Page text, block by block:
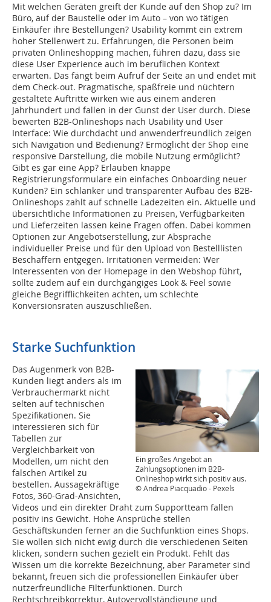
Mit welchen Geräten greift der Kunde auf den Shop zu? Im
Büro, auf der Baustelle oder im Auto – von wo tätigen
Einkäufer ihre Bestellungen? Usability kommt ein extrem
hoher Stellenwert zu. Erfahrungen, die Personen beim
privaten Onlineshopping machen, führen dazu, dass sie
diese User Experience auch im beruflichen Kontext
erwarten. Das fängt beim Aufruf der Seite an und endet mit
dem Check-out. Pragmatische, spaßfreie und nüchtern
gestaltete Auftritte wirken wie aus einem anderen
Jahrhundert und fallen in der Gunst der User durch. Diese
bewerten B2B-Onlineshops nach Usability und User
Interface: Wie durchdacht und anwenderfreundlich zeigen
sich Navigation und Bedienung? Ermöglicht der Shop eine
responsive Darstellung, die mobile Nutzung ermöglicht?
Gibt es gar eine App? Erlauben knappe
Registrierungsformulare ein einfaches Onboarding neuer
Kunden? Ein schlanker und transparenter Aufbau des B2B-
Onlineshops zahlt auf schnelle Ladezeiten ein. Aktuelle und
übersichtliche Informationen zu Preisen, Verfügbarkeiten
und Lieferzeiten lassen keine Fragen offen. Dabei kommen
Optionen zur Angebotserstellung, zur Absprache
individueller Preise und für den Upload von Bestelllisten
Beschaffern entgegen. Irritationen vermeiden: Wer
Interessenten von der Homepage in den Webshop führt,
sollte zudem auf ein durchgängiges Look & Feel sowie
gleiche Begrifflichkeiten achten, um schlechte
Konversionsraten auszuschließen.
Starke Suchfunktion
Ein großes Angebot an
Zahlungsoptionen im B2B-
Onlineshop wirkt sich positiv aus.
© Andrea Piacquadio - Pexels
Das Augenmerk von B2B-
Kunden liegt anders als im
Verbrauchermarkt nicht
selten auf technischen
Spezifikationen. Sie
interessieren sich für
Tabellen zur
Vergleichbarkeit von
Modellen, um nicht den
falschen Artikel zu
bestellen. Aussagekräftige
Fotos, 360-Grad-Ansichten,
Videos und ein direkter Draht zum Supportteam fallen
positiv ins Gewicht. Hohe Ansprüche stellen
Geschäftskunden ferner an die Suchfunktion eines Shops.
Sie wollen sich nicht ewig durch die verschiedenen Seiten
klicken, sondern suchen gezielt ein Produkt. Fehlt das
Wissen um die korrekte Bezeichnung, aber Parameter sind
bekannt, freuen sich die professionellen Einkäufer über
nutzerfreundliche Filterfunktionen. Durch
Rechtschreibkorrektur, Autovervollständigung und